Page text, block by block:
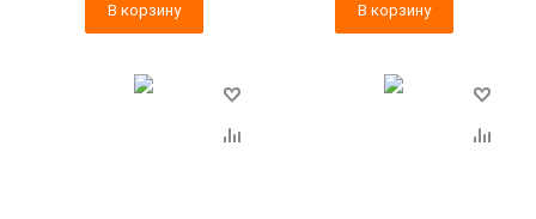
В корзину В корзину